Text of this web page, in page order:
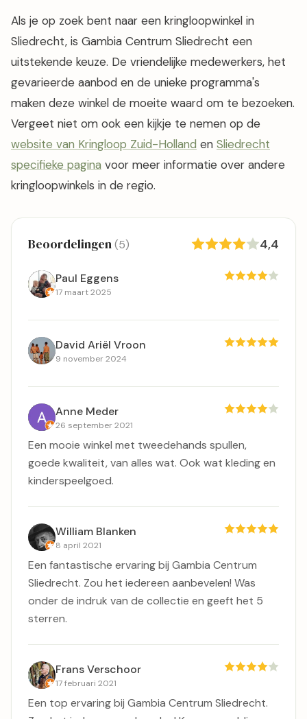
Als je op zoek bent naar een kringloopwinkel in
Sliedrecht, is Gambia Centrum Sliedrecht een
uitstekende keuze. De vriendelijke medewerkers, het
gevarieerde aanbod en de unieke programma's
maken deze winkel de moeite waard om te bezoeken.
Vergeet niet om ook een kijkje te nemen op de
website van Kringloop Zuid-Holland en Sliedrecht
specifieke pagina voor meer informatie over andere
kringloopwinkels in de regio.
Beoordelingen(5) 4,4
Paul Eggens
17 maart 2025
David Ariël Vroon
9 november 2024
Anne Meder
26 september 2021
Een mooie winkel met tweedehands spullen,
goede kwaliteit, van alles wat. Ook wat kleding en
kinderspeelgoed.
William Blanken
8 april 2021
Een fantastische ervaring bij Gambia Centrum
Sliedrecht. Zou het iedereen aanbevelen! Was
onder de indruk van de collectie en geeft het 5
sterren.
Frans Verschoor
17 februari 2021
Een top ervaring bij Gambia Centrum Sliedrecht.